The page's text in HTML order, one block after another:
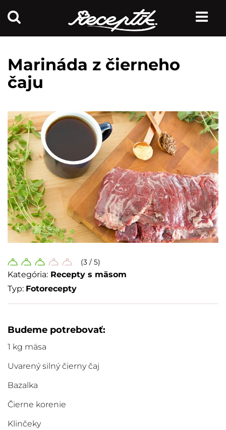
Marináda z čierneho
čaju
(3 / 5)
Kategória: Recepty s mäsom
Typ: Fotorecepty
Budeme potrebovať:
1 kg mäsa
Uvarený silný čierny čaj
Bazalka
Čierne korenie
Klinčeky